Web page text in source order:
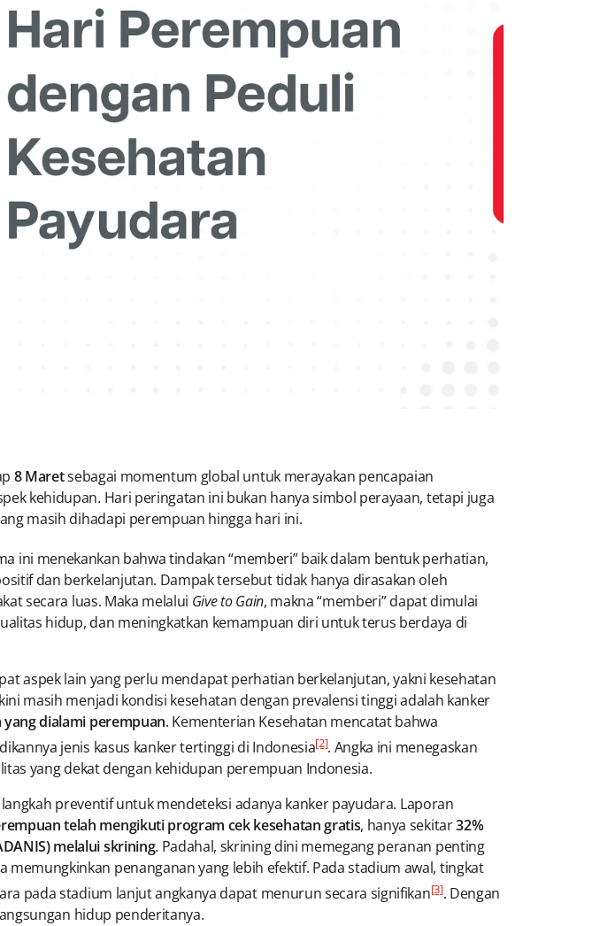
8 Maretsebagai momentum global untuk merayakan pencapaian
kehidupan. Hari peringatan ini bukan hanya simbol perayaan, tetapi juga
masih dihadapi perempuan hingga hari ini.
ini menekankan bahwa tindakan “memberi” baik dalam bentuk perhatian,
dan berkelanjutan. Dampak tersebut tidak hanya dirasakan oleh
secara luas. Maka melalui Give to Gain, makna “memberi” dapat dimulai
hidup, dan meningkatkan kemampuan diri untuk terus berdaya di
lain yang perlu mendapat perhatian berkelanjutan, yakni kesehatan
masih menjadi kondisi kesehatan dengan prevalensi tinggi adalah kanker
dialami perempuan. Kementerian Kesehatan mencatat bahwa
jenis kasus kanker tertinggi di Indonesia[2]. Angka ini menegaskan
yang dekat dengan kehidupan perempuan Indonesia.
preventif untuk mendeteksi adanya kanker payudara. Laporan
telah mengikuti program cek kesehatan gratis, hanya sekitar32%
melalui skrining. Padahal, skrining dini memegang peranan penting
penanganan yang lebih efektif. Pada stadium awal, tingkat
pada stadium lanjut angkanya dapat menurun secara signifikan[3]. Dengan
hidup penderitanya.